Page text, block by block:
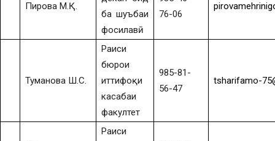
Пирова М.Қ.
ба шуъбаи
фосилавӣ
76-06
Туманова Ш.С.
Раиси
бюрои
иттифоқи
касабаи
факултет
985-81-
56-47
tsharifamo-
Раиси